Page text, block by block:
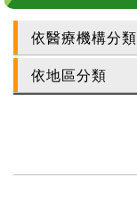
依醫療機構分類
依地區分類